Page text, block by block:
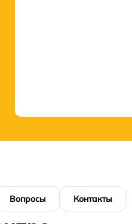
Вопросы Контакты